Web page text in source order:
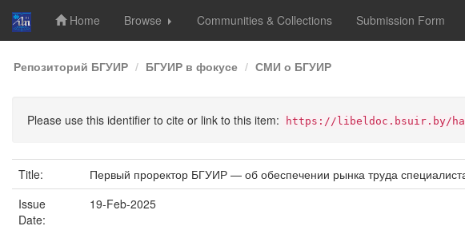
Skip
navigation
Home Browse Communities & Collections Submission Form
Репозиторий БГУИР БГУИР в фокусе СМИ о БГУИР
Please use this identifier to cite or link to this item: https://libeldoc.bsuir.by/
Title:
Первый проректор БГУИР — об обеспечении рынка труда
Issue
Date:
19-Feb-2025